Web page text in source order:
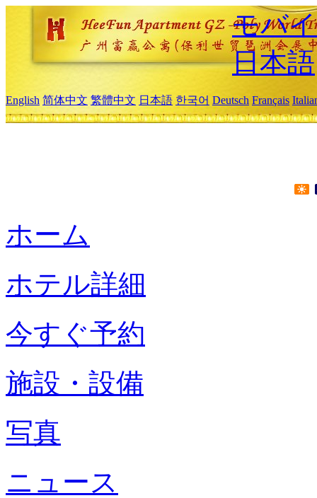
モバ
日本語
English 简体中文 繁體中文 日本語 한국어 Deutsch Français
ホーム
ホテル詳細
今すぐ予約
施設・設備
写真
ニュース